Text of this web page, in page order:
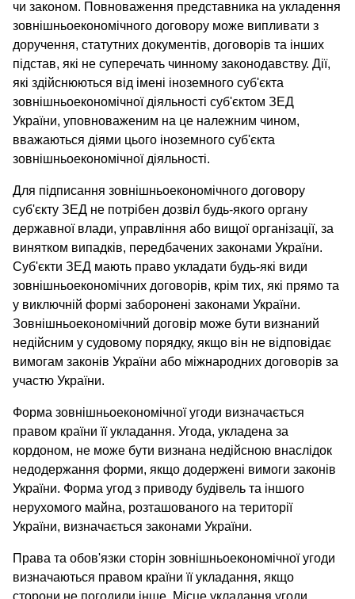
чи законом. Повноваження представника на укладення
зовнішньоекономічного договору може випливати з
доручення, статутних документів, договорів та інших
підстав, які не суперечать чинному законодавству. Дії,
які здійснюються від імені іноземного суб'єкта
зовнішньоекономічної діяльності суб'єктом ЗЕД
України, уповноваженим на це належним чином,
вважаються діями цього іноземного суб'єкта
зовнішньоекономічної діяльності.
Для підписання зовнішньоекономічного договору
суб'єкту ЗЕД не потрібен дозвіл будь-якого органу
державної влади, управління або вищої організації, за
винятком випадків, передбачених законами України.
Суб'єкти ЗЕД мають право укладати будь-які види
зовнішньоекономічних договорів, крім тих, які прямо та
у виключній формі заборонені законами України.
Зовнішньоекономічний договір може бути визнаний
недійсним у судовому порядку, якщо він не відповідає
вимогам законів України або міжнародних договорів за
участю України.
Форма зовнішньоекономічної угоди визначається
правом країни її укладання. Угода, укладена за
кордоном, не може бути визнана недійсною внаслідок
недодержання форми, якщо додержені вимоги законів
України. Форма угод з приводу будівель та іншого
нерухомого майна, розташованого на території
України, визначається законами України.
Права та обов'язки сторін зовнішньоекономічної угоди
визначаються правом країни її укладання, якщо
сторони не погодили інше. Місце укладання угоди